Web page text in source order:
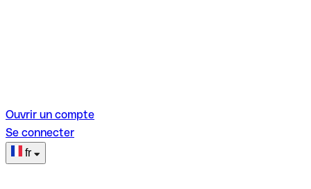
Ouvrir un compte
Se connecter
fr